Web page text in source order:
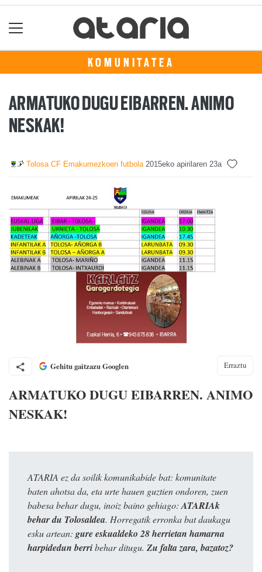
KOMUNITATEA
ARMATUKO DUGU EIBARREN. ANIMO
NESKAK!
Tolosa CF Emakumezkoen futbola 2015eko apirilaren 23a
Gehitu gaitzazu Googlen Erraztu
ARMATUKO DUGU EIBARREN. ANIMO
NESKAK!
ATARIA ez da soilik komunikabide bat: komunitate
baten ahotsa da, eta urte hauen guztien ondoren, zuen
babesa behar dugu, inoiz baino gehiago: ATARIAk
behar du Tolosaldea. Horregatik erronka bat daukagu
esku artean: gure eskualdeko 28 herrietan hamarna
harpidedun berribehar ditugu. Zu falta zara, bazatoz?